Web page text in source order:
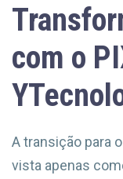
com o
A transição para o
vista apenas